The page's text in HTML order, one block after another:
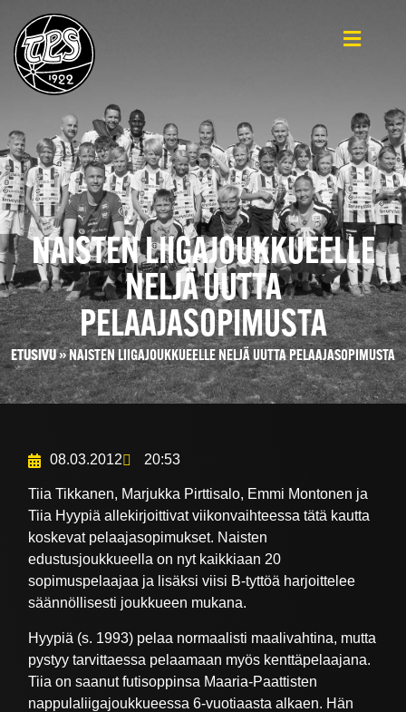
NAISTEN LIIGAJOUKKUEELLE
NELJÄ UUTTA
PELAAJASOPIMUSTA
ETUSIVU»NAISTEN LIIGAJOUKKUEELLE NELJÄ UUTTA PELAAJASOPIMUSTA
08.03.2012 20:53
Tiia Tikkanen, Marjukka Pirttisalo, Emmi Montonen ja
Tiia Hyypiä allekirjoittivat viikonvaihteessa tätä kautta
koskevat pelaajasopimukset. Naisten
edustusjoukkueella on nyt kaikkiaan 20
sopimuspelaajaa ja lisäksi viisi B-tyttöä harjoittelee
säännöllisesti joukkueen mukana.
Hyypiä (s. 1993) pelaa normaalisti maalivahtina, mutta
pystyy tarvittaessa pelaamaan myös kenttäpelaajana.
Tiia on saanut futisoppinsa Maaria-Paattisten
nappulaliigajoukkueessa 6-vuotiaasta alkaen. Hän